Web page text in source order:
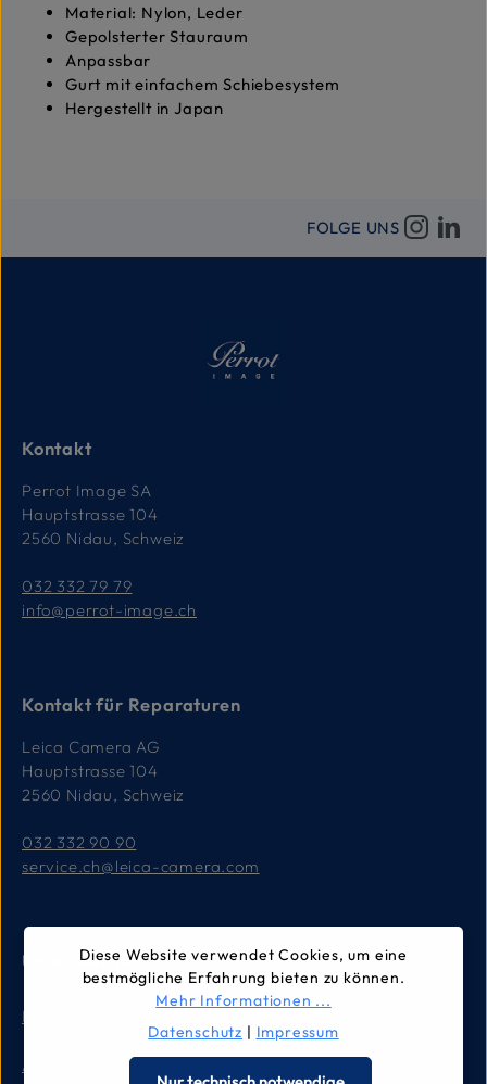
Material: Nylon, Leder
Gepolsterter Stauraum
Anpassbar
Gurt mit einfachem Schiebesystem
Hergestellt in Japan
FOLGE UNS
Kontakt
Perrot Image SA
Hauptstrasse 104
2560 Nidau, Schweiz
032 332 79 79
info@perrot-image.ch
Kontakt für Reparaturen
Leica Camera AG
Hauptstrasse 104
2560 Nidau, Schweiz
032 332 90 90
service.ch@leica-camera.com
Unternehmen
Impressum
AGB
Diese Website verwendet Cookies, um eine
bestmögliche Erfahrung bieten zu können.
Mehr Informationen ...
Datenschutz | Impressum